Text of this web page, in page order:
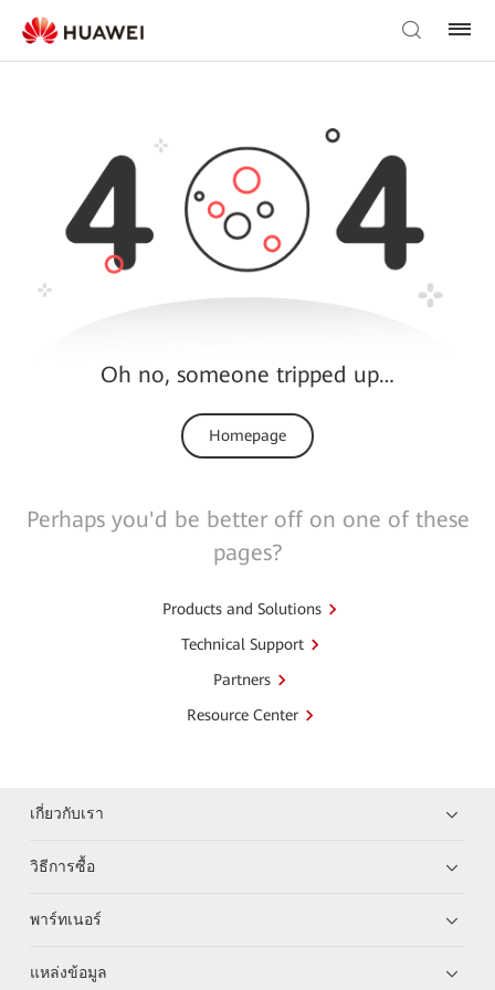
Oh no, someone tripped up…
Homepage
Perhaps you'd be better off on one of these
pages?
Products and Solutions
Technical Support
Partners
Resource Center
เกี่ยวกับเรา
วิธีการซื้อ
พาร์ทเนอร์
แหล่งข้อมูล